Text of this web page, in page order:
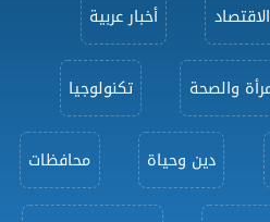
الاقتصاد أخبار عربية
والصحة تكنولوجيا
دين وحياة محافظات